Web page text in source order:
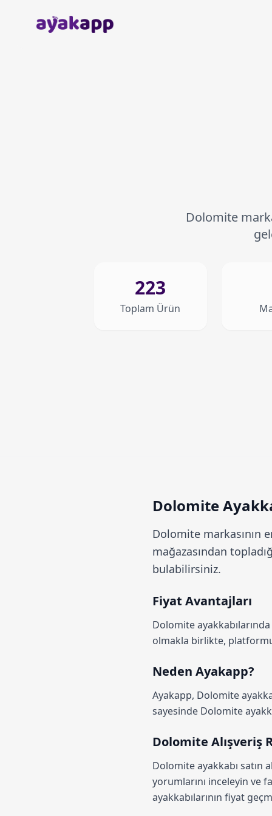
Anasayfa
Dolomite
223
Toplam Ürün
Dolomite
Dolomite markasının
mağazasından
bulabilirsiniz.
Fiyat Avantajları
Dolomite
olmakla birlikte,
Neden Ayakapp?
Ayakapp, Dolomite
sayesinde Dolomite
Dolomite Alışveriş
Dolomite ayakkabı
yorumlarını inceleyin ve
ayakkabılarının fiyat